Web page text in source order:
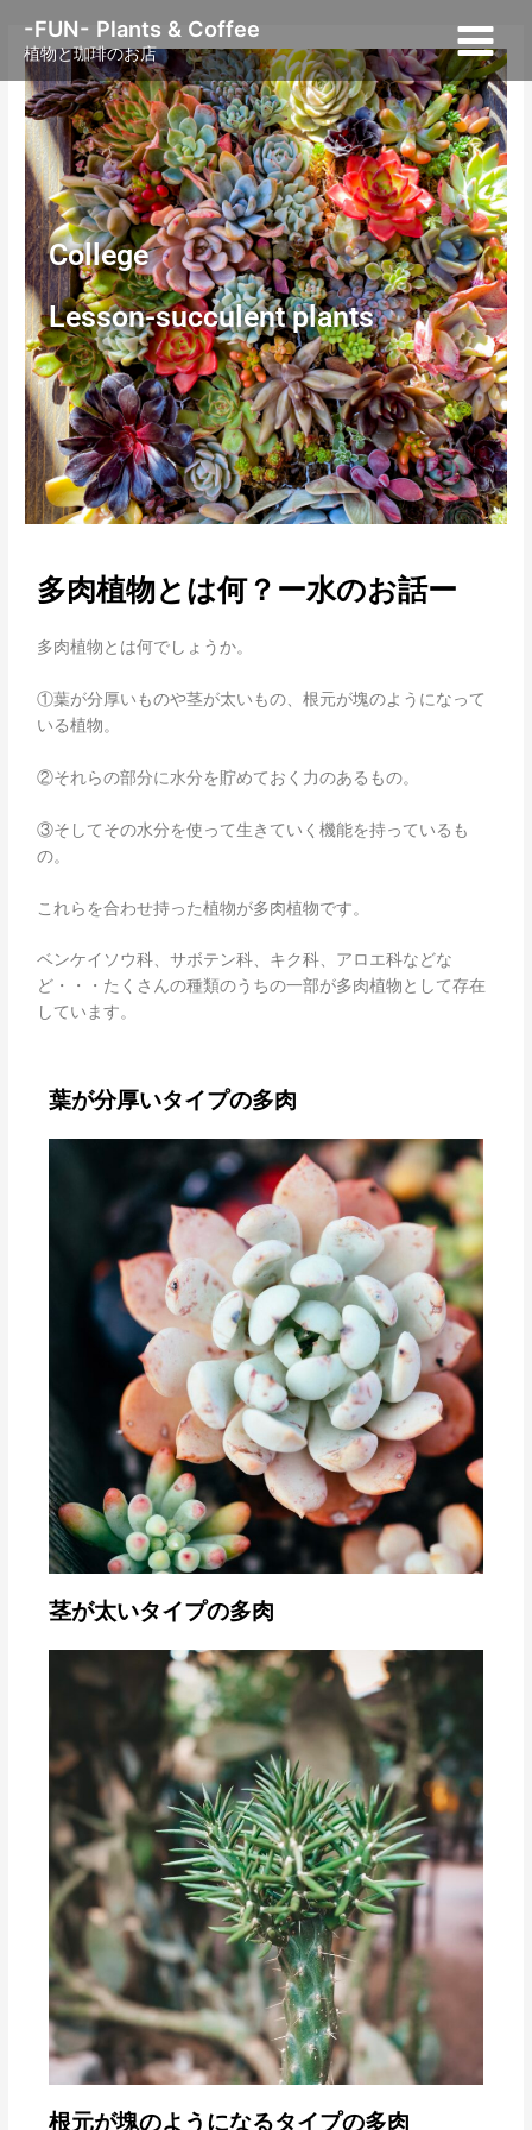
-FUN- Plants & Coffee
植物と珈琲のお店
Main
Menu
College
Lesson-succulent plants
多肉植物とは何？ー水のお話ー
多肉植物とは何でしょうか。
①葉が分厚いものや茎が太いもの、根元が塊のようになって
いる植物。
②それらの部分に水分を貯めておく力のあるもの。
③そしてその水分を使って生きていく機能を持っているも
の。
これらを合わせ持った植物が多肉植物です。
ベンケイソウ科、サボテン科、キク科、アロエ科などな
ど・・・たくさんの種類のうちの一部が多肉植物として存在
しています。
葉が分厚いタイプの多肉
茎が太いタイプの多肉
根元が塊のようになるタイプの多肉